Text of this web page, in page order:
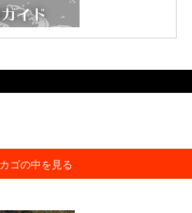
カゴの中を見る